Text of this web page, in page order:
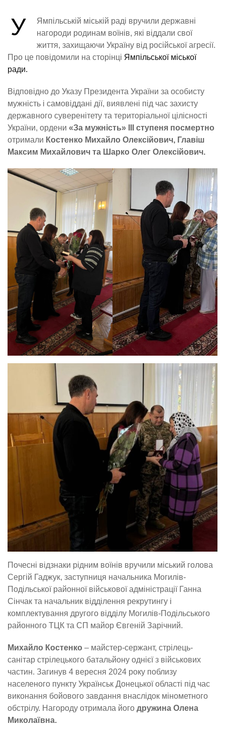
У
Ямпільській міській раді вручили державні
нагороди родинам воїнів, які віддали свої
життя, захищаючи Україну від російської агресії.
Про це повідомили на сторінці Ямпільської міської
ради.
Відповідно до Указу Президента України за особисту
мужність і самовіддані дії, виявлені під час захисту
державного суверенітету та територіальної цілісності
України, ордени «За мужність» ІІІ ступеня посмертно
отримали Костенко Михайло Олексійович, Главіш
Максим Михайлович та Шарко Олег Олексійович.
Почесні відзнаки рідним воїнів вручили міський голова
Сергій Гаджук, заступниця начальника Могилів-
Подільської районної військової адміністрації Ганна
Сінчак та начальник відділення рекрутингу і
комплектування другого відділу Могилів-Подільського
районного ТЦК та СП майор Євгеній Зарічний.
Михайло Костенко – майстер-сержант, стрілець-
санітар стрілецького батальйону однієї з військових
частин. Загинув 4 вересня 2024 року поблизу
населеного пункту Українськ Донецької області під час
виконання бойового завдання внаслідок мінометного
обстрілу. Нагороду отримала його дружина Олена
Миколаївна.